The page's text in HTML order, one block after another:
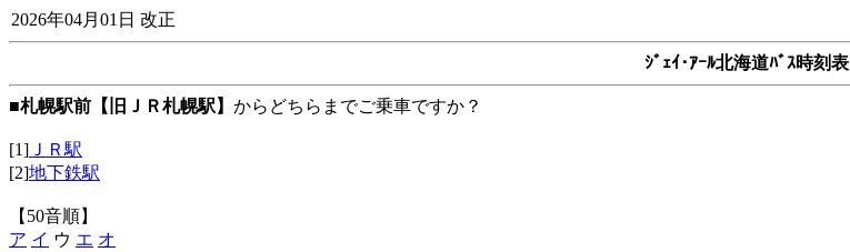
2026年04月01日 改正
ｼﾞｪｲ･ｱｰﾙ北海道ﾊﾞｽ時刻表
■札幌駅前【旧ＪＲ札幌駅】 からどちらまでご乗車ですか？
[1] ＪＲ駅
[2]地下鉄駅
【50音順】
ア イ ウ エ オ